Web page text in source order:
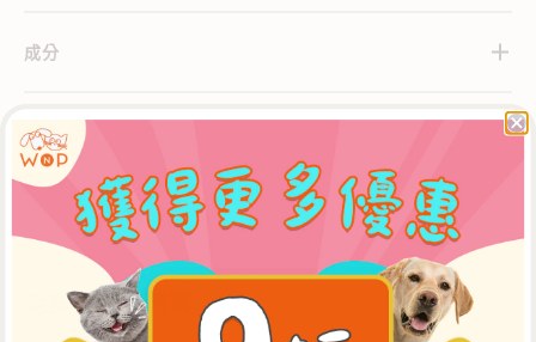
成分
關於Zignature
毛孩父母還購買